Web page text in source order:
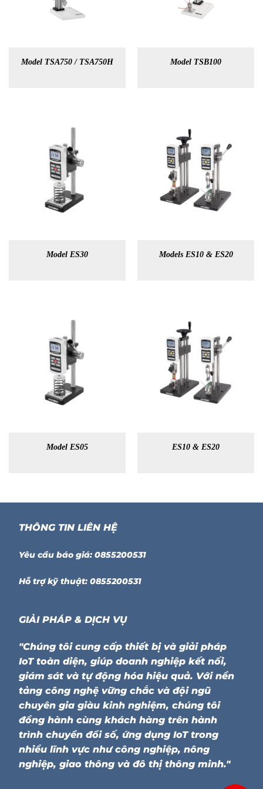
Model TSA750 / TSA750H Model TSB100
Model ES30 Models ES10 & ES20
Model ES05 ES10 & ES20
THÔNG TIN LIÊN HỆ
Yêu cầu báo giá: 0855200531
Hỗ trợ kỹ thuật: 0855200531
GIẢI PHÁP & DỊCH VỤ
"Chúng tôi cung cấp thiết bị và giải pháp
IoT toàn diện, giúp doanh nghiệp kết nối,
giám sát và tự động hóa hiệu quả. Với nền
tảng công nghệ vững chắc và đội ngũ
chuyên gia giàu kinh nghiệm, chúng tôi
đồng hành cùng khách hàng trên hành
trình chuyển đổi số, ứng dụng IoT trong
nhiều lĩnh vực như công nghiệp, nông
nghiệp, giao thông và đô thị thông minh."